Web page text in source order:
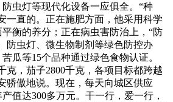
虫灯等现代化设备一应俱全。“种
一直的。正在施肥方面，他采用科学
衡的养分；正在病虫害防治上，“防
防虫灯、微生物制剂等绿色防控办
瓜等15个品种通过绿色食物认证。
克，茄子2800千克，各项目标都跨越
骄傲地说。现在，每天向城区供应
值达300多万元。干一行，爱一行，